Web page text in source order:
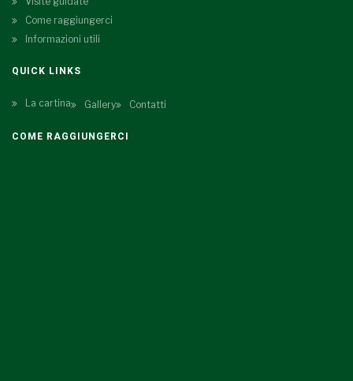
Come raggiungerci
Informazioni utili
QUICK LINKS
La cartina Gallery Contatti
COME RAGGIUNGERCI